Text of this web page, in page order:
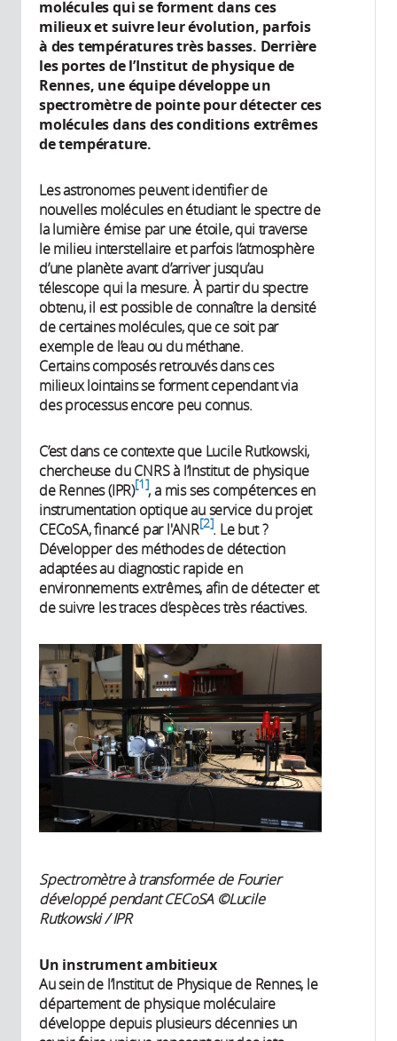
molécules qui se forment dans ces
milieux et suivre leur évolution, parfois
à des températures très basses. Derrière
les portes de l’Institut de physique de
Rennes, une équipe développe un
spectromètre de pointe pour détecter ces
molécules dans des conditions extrêmes
de température.
Les astronomes peuvent identifier de
nouvelles molécules en étudiant le spectre de
la lumière émise par une étoile, qui traverse
le milieu interstellaire et parfois l’atmosphère
d’une planète avant d’arriver jusqu’au
télescope qui la mesure. À partir du spectre
obtenu, il est possible de connaître la densité
de certaines molécules, que ce soit par
exemple de l’eau ou du méthane.
Certains composés retrouvés dans ces
milieux lointains se forment cependant via
des processus encore peu connus.
C’est dans ce contexte que Lucile Rutkowski,
chercheuse du CNRS à l’Institut de physique
de Rennes (IPR) 1 , a mis ses compétences en
instrumentation optique au service du projet
CECoSA, financé par l'ANR 2 . Le but ?
Développer des méthodes de détection
adaptées au diagnostic rapide en
environnements extrêmes, afin de détecter et
de suivre les traces d’espèces très réactives.
Spectromètre à transformée de Fourier
développé pendant CECoSA ©Lucile
Rutkowski / IPR
Un instrument ambitieux
Au sein de l’Institut de Physique de Rennes, le
département de physique moléculaire
développe depuis plusieurs décennies un